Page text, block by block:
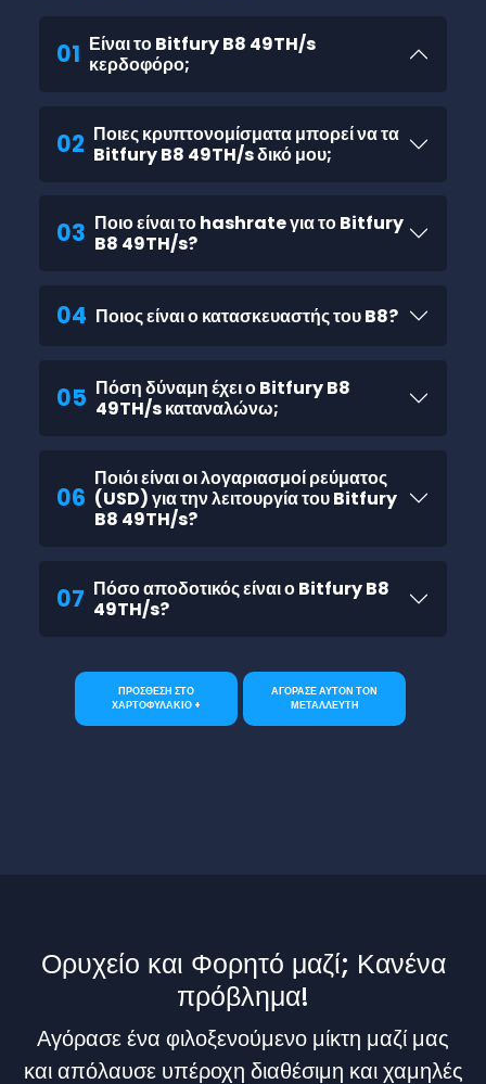
01 Είναι το Bitfury B8 49TH/s
κερδοφόρο;
02 Ποιες κρυπτονομίσματα μπορεί να τα
Bitfury B8 49TH/s δικό μου;
03 Ποιο είναι το hashrate για το Bitfury
B8 49TH/s?
04 Ποιος είναι ο κατασκευαστής του B8?
05 Πόση δύναμη έχει ο Bitfury B8
49TH/s καταναλώνω;
06
Ποιόι είναι οι λογαριασμοί ρεύματος
(USD) για την λειτουργία του Bitfury
B8 49TH/s?
07 Πόσο αποδοτικός είναι ο Bitfury B8
49TH/s?
ΠΡΟΣΘΕΣΗ ΣΤΟ
ΧΑΡΤΟΦΥΛΑΚΙΟ +
ΑΓΟΡΑΣΕ ΑΥΤΟΝ ΤΟΝ
ΜΕΤΑΛΛΕΥΤΗ
Ορυχείο και Φορητό μαζί; Κανένα
πρόβλημα!
Αγόρασε ένα φιλοξενούμενο μίκτη μαζί μας
και απόλαυσε υπέροχη διαθέσιμη και χαμηλές